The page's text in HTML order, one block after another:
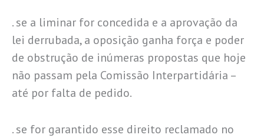
. se a liminar for concedida e a aprovação da
lei derrubada, a oposição ganha força e poder
de obstrução de inúmeras propostas que hoje
não passam pela Comissão Interpartidária –
até por falta de pedido.
. se for garantido esse direito reclamado no